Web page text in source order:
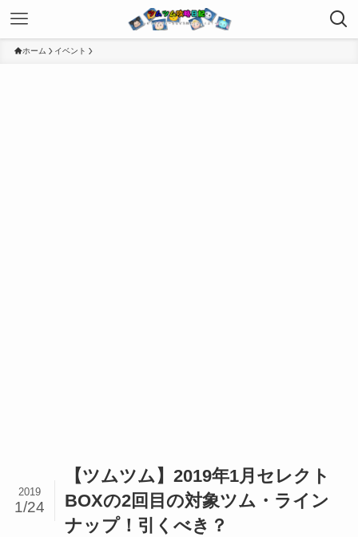
ホーム イベント
【ツムツム】2019年1月セレクト
BOXの2回目の対象ツム・ライン
ナップ！引くべき？
2019
1/24